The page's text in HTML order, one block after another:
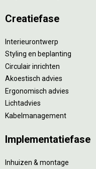
Creatiefase
Interieurontwerp
Styling en beplanting
Circulair inrichten
Akoestisch advies
Ergonomisch advies
Lichtadvies
Kabelmanagement
Implementatiefase
Inhuizen & montage